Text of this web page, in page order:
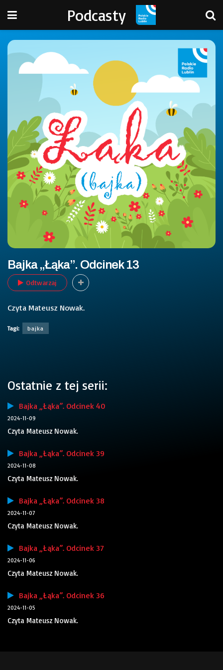
Podcasty
Bajka „Łąka”. Odcinek 13
Odtwarzaj
Czyta Mateusz Nowak.
Tagi: bajka
Ostatnie z tej serii:
Bajka „Łąka”. Odcinek 40
2024-11-09
Czyta Mateusz Nowak.
Bajka „Łąka”. Odcinek 39
2024-11-08
Czyta Mateusz Nowak.
Bajka „Łąka”. Odcinek 38
2024-11-07
Czyta Mateusz Nowak.
Bajka „Łąka”. Odcinek 37
2024-11-06
Czyta Mateusz Nowak.
Bajka „Łąka”. Odcinek 36
2024-11-05
Czyta Mateusz Nowak.